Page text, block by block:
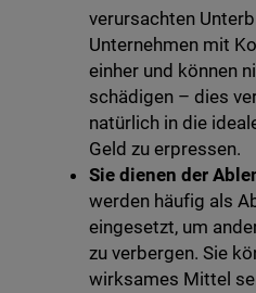
verursachten
Unternehmen mit
einher und können
schädigen – dies
natürlich in die
Geld zu erpressen.
Sie dienen der
werden häufig als
eingesetzt, um
zu verbergen. Sie
wirksames Mittel